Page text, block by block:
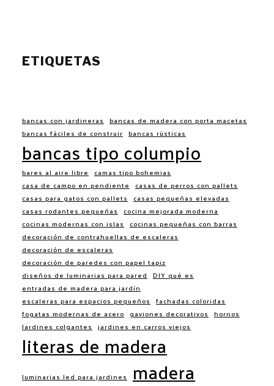
ETIQUETAS
bancas con jardineras bancas de madera con porta macetas
bancas fáciles de construir bancas rústicas
bancas tipo columpio
bares al aire libre
camas tipo bohemias
casa de campo en pendiente
casas de perros con pallets
casas para gatos con pallets
casas pequeñas elevadas
casas rodantes pequeñas
cocina mejorada moderna
cocinas modernas con islas
cocinas pequeñas con barras
decoración de contrahuellas de escaleras
decoración de escaleras
decoración de paredes con papel tapiz
diseños de luminarias para pared DIY qué es
entradas de madera para jardín
escaleras para espacios pequeños fachadas coloridas
fogatas modernas de acero gaviones decorativos hornos
Jardines colgantes jardines en carros viejos
literas de madera
luminarias led para jardines madera